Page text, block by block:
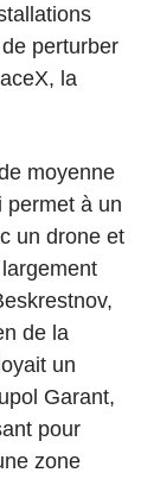
perturber
la
moyenne
permet à un
un drone et
de la
un
Garant,
pour
zone